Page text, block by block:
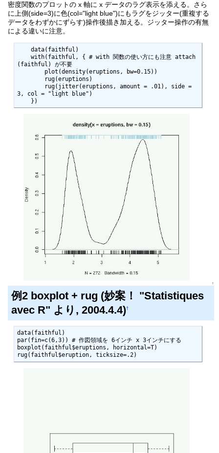
密度関数のプロットの x 軸に x データのラグ表示を添える。さら
に上側(side=3)に色(col="light blue")にもラグをジッター(重複する
データをわずかにずらす)操作後描き加える。ジッター操作の有無
による違いに注意。
(faithful) が不要
3, col = "light blue")
    })
↑
例2 boxplot + rug (妙案！ "Statistiques
avec R" より, 2004.4.4)†
data(faithful)
par(fin=c(6,3)) # 作図領域を 6インチ x 3インチにする
boxplot(faithful$eruptions, horizontal=T)
rug(faithful$eruption, ticksize=.2)